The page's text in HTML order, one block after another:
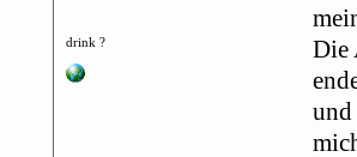
drink ?
Die
und